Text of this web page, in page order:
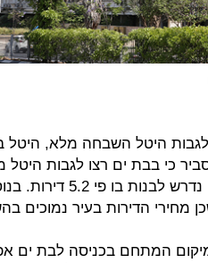
כי בבת ים רצו לגבות היטל
שיזמים ימצאו במיזם היגיון
מחירי הדירות בעיר נמוכים
המתחם בכניסה לבת ים